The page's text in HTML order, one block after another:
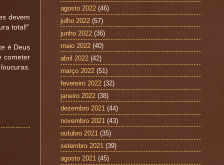
devem
total!”
é Deus
cometer
agosto 2022 (46)
julho 2022 (57)
junho 2022 (36)
maio 2022 (40)
abril 2022 (42)
março 2022 (51)
fevereiro 2022 (32)
janeiro 2022 (38)
dezembro 2021 (44)
novembro 2021 (43)
outubro 2021 (35)
setembro 2021 (39)
agosto 2021 (45)